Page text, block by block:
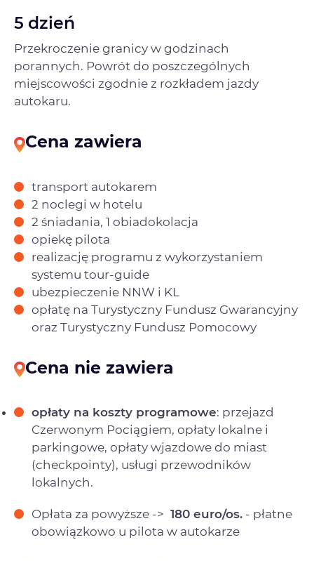
5 dzień
Przekroczenie granicy w godzinach
porannych. Powrót do poszczególnych
miejscowości zgodnie z rozkładem jazdy
autokaru.
Cena zawiera
transport autokarem
2 noclegi w hotelu
2 śniadania, 1 obiadokolacja
opiekę pilota
realizację programu z wykorzystaniem
systemu tour-guide
ubezpieczenie NNW i KL
opłatę na Turystyczny Fundusz Gwarancyjny
oraz Turystyczny Fundusz Pomocowy
Cena nie zawiera
opłaty na koszty programowe: przejazd
Czerwonym Pociągiem, opłaty lokalne i
parkingowe, opłaty wjazdowe do miast
(checkpointy), usługi przewodników
lokalnych.
Opłata za powyższe -> 180 euro/os. - płatne
obowiązkowo u pilota w autokarze